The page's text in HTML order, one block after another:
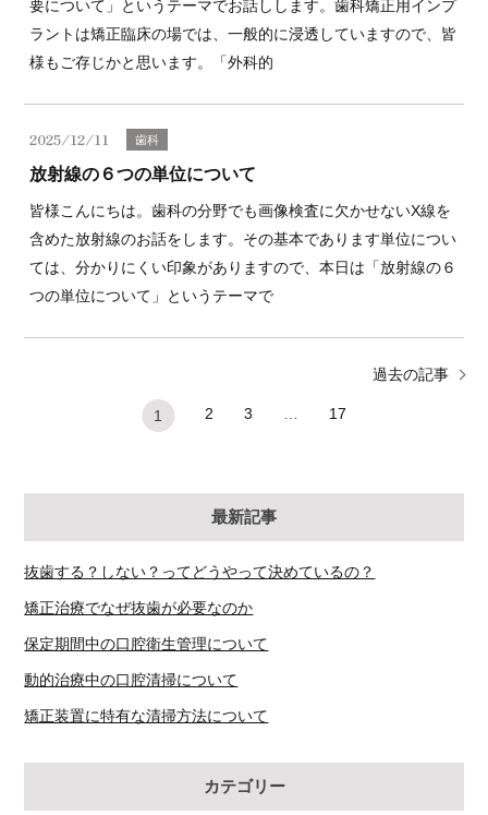
要について」というテーマでお話しします。歯科矯正用インプ
ラントは矯正臨床の場では、一般的に浸透していますので、皆
様もご存じかと思います。「外科的
2025/12/11 歯科
放射線の６つの単位について
皆様こんにちは。歯科の分野でも画像検査に欠かせないX線を
含めた放射線のお話をします。その基本であります単位につい
ては、分かりにくい印象がありますので、本日は「放射線の６
つの単位について」というテーマで
1 2 3 17
過去の記事
最新記事
抜歯する？しない？ってどうやって決めているの？
矯正治療でなぜ抜歯が必要なのか
保定期間中の口腔衛生管理について
動的治療中の口腔清掃について
矯正装置に特有な清掃方法について
カテゴリー